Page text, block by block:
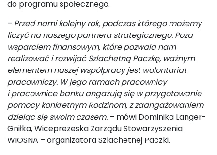
do programu społecznego.
– Przed nami kolejny rok, podczas którego możemy
liczyć na naszego partnera strategicznego. Poza
wsparciem finansowym, które pozwala nam
realizować i rozwijać Szlachetną Paczkę, ważnym
elementem naszej współpracy jest wolontariat
pracowniczy. W jego ramach pracownicy
i pracownice banku angażują się w przygotowanie
pomocy konkretnym Rodzinom, z zaangażowaniem
dzieląc się swoim czasem. – mówi Dominika Langer-
Gniłka, Wiceprezeska Zarządu Stowarzyszenia
WIOSNA – organizatora Szlachetnej Paczki.